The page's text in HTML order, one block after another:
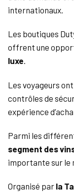
internationaux.
Les boutiques
offrent une
luxe.
Les voyageurs
contrôles de
expérience
Parmi les
segment des
importante sur le
Organisé par la